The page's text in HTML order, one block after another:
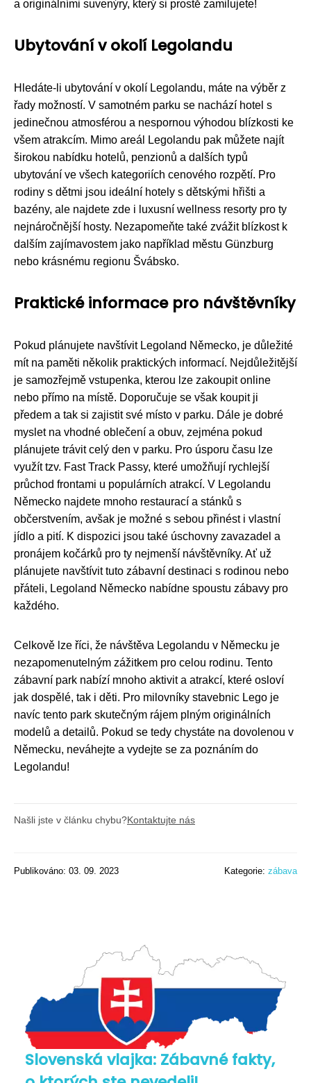
a originálními suvenýry, který si prostě zamilujete!
Ubytování v okolí Legolandu
Hledáte-li ubytování v okolí Legolandu, máte na výběr z
řady možností. V samotném parku se nachází hotel s
jedinečnou atmosférou a nespornou výhodou blízkosti ke
všem atrakcím. Mimo areál Legolandu pak můžete najít
širokou nabídku hotelů, penzionů a dalších typů
ubytování ve všech kategoriích cenového rozpětí. Pro
rodiny s dětmi jsou ideální hotely s dětskými hřišti a
bazény, ale najdete zde i luxusní wellness resorty pro ty
nejnáročnější hosty. Nezapomeňte také zvážit blízkost k
dalším zajímavostem jako například městu Günzburg
nebo krásnému regionu Švábsko.
Praktické informace pro návštěvníky
Pokud plánujete navštívit Legoland Německo, je důležité
mít na paměti několik praktických informací. Nejdůležitější
je samozřejmě vstupenka, kterou lze zakoupit online
nebo přímo na místě. Doporučuje se však koupit ji
předem a tak si zajistit své místo v parku. Dále je dobré
myslet na vhodné oblečení a obuv, zejména pokud
plánujete trávit celý den v parku. Pro úsporu času lze
využít tzv. Fast Track Passy, které umožňují rychlejší
průchod frontami u populárních atrakcí. V Legolandu
Německo najdete mnoho restaurací a stánků s
občerstvením, avšak je možné s sebou přinést i vlastní
jídlo a pití. K dispozici jsou také úschovny zavazadel a
pronájem kočárků pro ty nejmenší návštěvníky. Ať už
plánujete navštívit tuto zábavní destinaci s rodinou nebo
přáteli, Legoland Německo nabídne spoustu zábavy pro
každého.
Celkově lze říci, že návštěva Legolandu v Německu je
nezapomenutelným zážitkem pro celou rodinu. Tento
zábavní park nabízí mnoho aktivit a atrakcí, které osloví
jak dospělé, tak i děti. Pro milovníky stavebnic Lego je
navíc tento park skutečným rájem plným originálních
modelů a detailů. Pokud se tedy chystáte na dovolenou v
Německu, neváhejte a vydejte se za poznáním do
Legolandu!
Našli jste v článku chybu?Kontaktujte nás
Publikováno: 03. 09. 2023 Kategorie: zábava
Slovenská vlajka: Zábavné fakty,